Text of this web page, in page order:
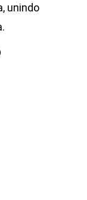
unindo